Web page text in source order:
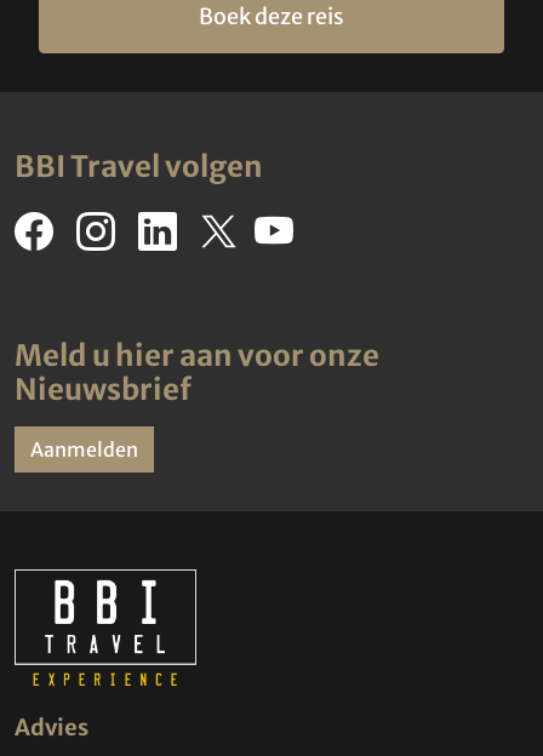
Boek deze reis
BBI Travel volgen
Meld u hier aan voor onze
Nieuwsbrief
Aanmelden
Advies